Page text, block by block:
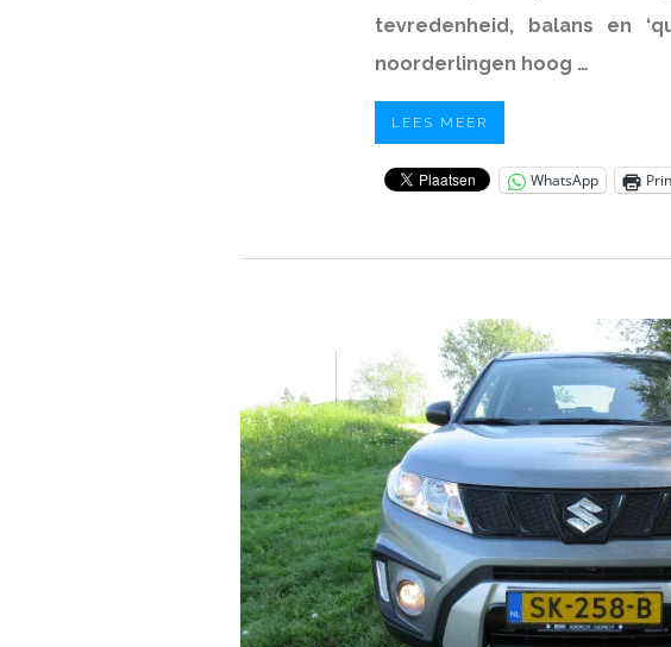
tevredenheid, balans en
noorderlingen hoog …
LEES MEER
WhatsApp